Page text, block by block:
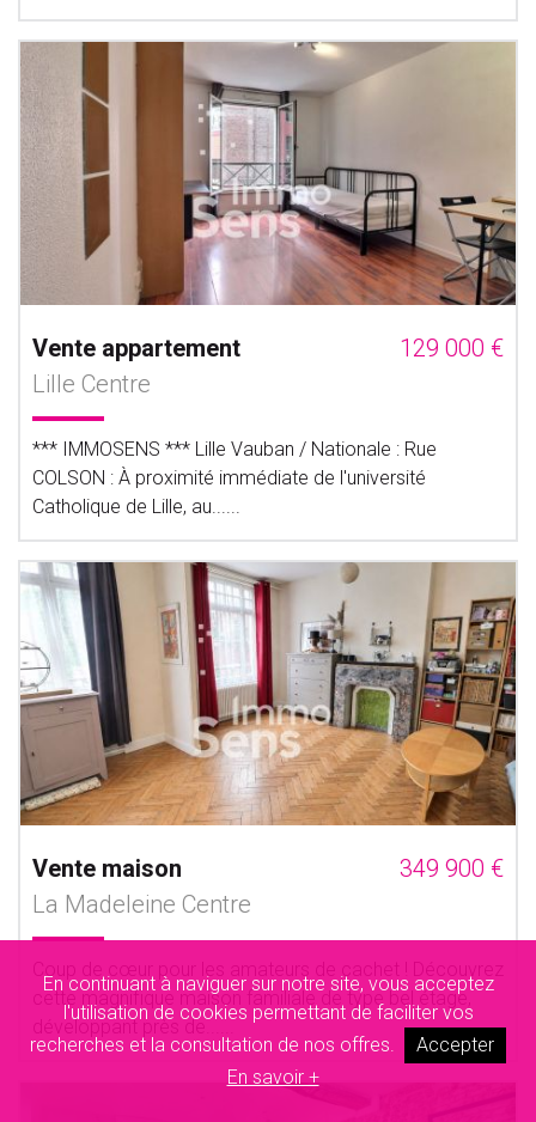
En continuant à naviguer sur notre site, vous acceptez
l'utilisation de cookies permettant de faciliter vos
recherches et la consultation de nos offres.
Accepter
En savoir +
Vente appartement
129 000 €
Lille Centre
*** IMMOSENS *** Lille Vauban / Nationale : Rue
COLSON : À proximité immédiate de l'université
Catholique de Lille, au......
Vente maison
349 900 €
La Madeleine Centre
cette magnifique maison familiale de type bel étage,
développant près de......